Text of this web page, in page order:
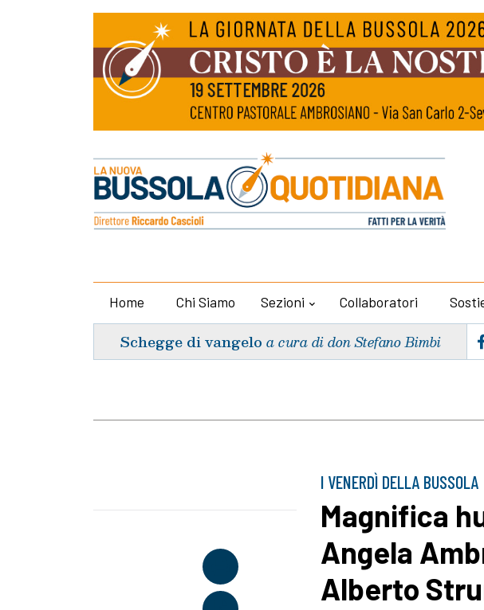
Home Chi Siamo Sezioni Collaboratori
Schegge di vangelo a cura di don Stefano Bimbi
I VENERDÌ DELLA BUSSOLA
Magnifica
Angela
Alberto